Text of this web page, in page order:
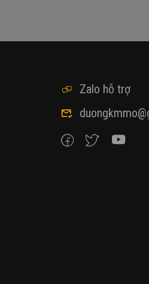
Zalo hỗ trợ